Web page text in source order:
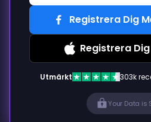
Registrera Dig
Registrera
Utmärkt 303k
Your Data is